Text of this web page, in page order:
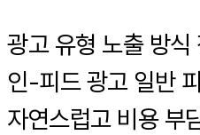
광고 유형 노출 방식
인-피드 광고 일반
자연스럽고 비용 부